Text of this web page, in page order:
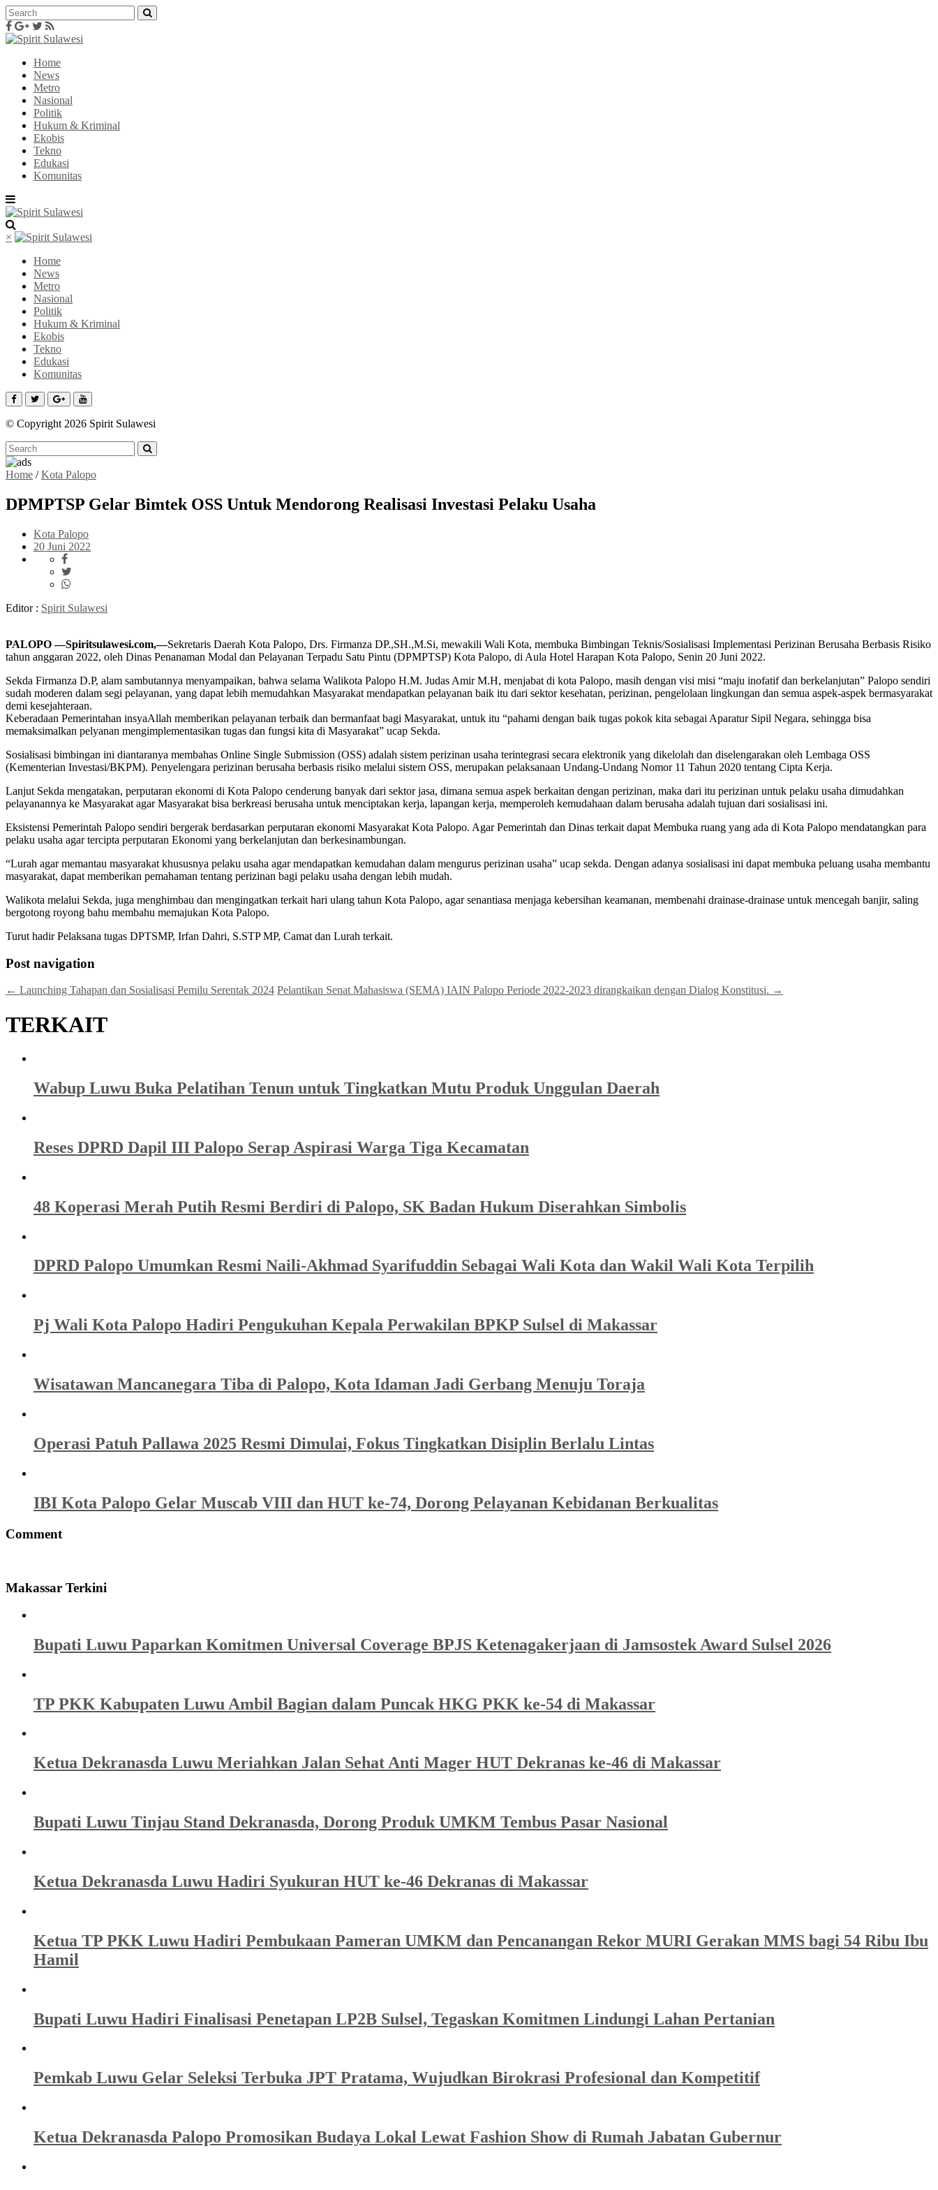
Home
News
Metro
Nasional
Politik
Hukum & Kriminal
Ekobis
Tekno
Edukasi
Komunitas
×
Home
News
Metro
Nasional
Politik
Hukum & Kriminal
Ekobis
Tekno
Edukasi
Komunitas
© Copyright 2026 Spirit Sulawesi
Home /Kota Palopo
DPMPTSP Gelar Bimtek OSS Untuk Mendorong Realisasi Investasi Pelaku Usaha
Kota Palopo
20 Juni 2022
Editor : Spirit Sulawesi
PALOPO —Spiritsulawesi.com,—Sekretaris Daerah Kota Palopo, Drs. Firmanza DP.,SH.,M.Si, mewakili Wali Kota, membuka Bimbingan Teknis/Sosialisasi Implementasi Perizinan Berusaha Berbasis Risiko
tahun anggaran 2022, oleh Dinas Penanaman Modal dan Pelayanan Terpadu Satu Pintu (DPMPTSP) Kota Palopo, di Aula Hotel Harapan Kota Palopo, Senin 20 Juni 2022.
Sekda Firmanza D.P, alam sambutannya menyampaikan, bahwa selama Walikota Palopo H.M. Judas Amir M.H, menjabat di kota Palopo, masih dengan visi misi “maju inofatif dan berkelanjutan” Palopo sendiri
sudah moderen dalam segi pelayanan, yang dapat lebih memudahkan Masyarakat mendapatkan pelayanan baik itu dari sektor kesehatan, perizinan, pengelolaan lingkungan dan semua aspek-aspek bermasyarakat
demi kesejahteraan.
Keberadaan Pemerintahan insyaAllah memberikan pelayanan terbaik dan bermanfaat bagi Masyarakat, untuk itu “pahami dengan baik tugas pokok kita sebagai Aparatur Sipil Negara, sehingga bisa
memaksimalkan pelyanan mengimplementasikan tugas dan fungsi kita di Masyarakat” ucap Sekda.
Sosialisasi bimbingan ini diantaranya membahas Online Single Submission (OSS) adalah sistem perizinan usaha terintegrasi secara elektronik yang dikelolah dan diselengarakan oleh Lembaga OSS
(Kementerian Investasi/BKPM). Penyelengara perizinan berusaha berbasis risiko melalui sistem OSS, merupakan pelaksanaan Undang-Undang Nomor 11 Tahun 2020 tentang Cipta Kerja.
Lanjut Sekda mengatakan, perputaran ekonomi di Kota Palopo cenderung banyak dari sektor jasa, dimana semua aspek berkaitan dengan perizinan, maka dari itu perizinan untuk pelaku usaha dimudahkan
pelayanannya ke Masyarakat agar Masyarakat bisa berkreasi berusaha untuk menciptakan kerja, lapangan kerja, memperoleh kemudahaan dalam berusaha adalah tujuan dari sosialisasi ini.
Eksistensi Pemerintah Palopo sendiri bergerak berdasarkan perputaran ekonomi Masyarakat Kota Palopo. Agar Pemerintah dan Dinas terkait dapat Membuka ruang yang ada di Kota Palopo mendatangkan para
pelaku usaha agar tercipta perputaran Ekonomi yang berkelanjutan dan berkesinambungan.
“Lurah agar memantau masyarakat khususnya pelaku usaha agar mendapatkan kemudahan dalam mengurus perizinan usaha” ucap sekda. Dengan adanya sosialisasi ini dapat membuka peluang usaha membantu
masyarakat, dapat memberikan pemahaman tentang perizinan bagi pelaku usaha dengan lebih mudah.
Walikota melalui Sekda, juga menghimbau dan mengingatkan terkait hari ulang tahun Kota Palopo, agar senantiasa menjaga kebersihan keamanan, membenahi drainase-drainase untuk mencegah banjir, saling
bergotong royong bahu membahu memajukan Kota Palopo.
Turut hadir Pelaksana tugas DPTSMP, Irfan Dahri, S.STP MP, Camat dan Lurah terkait.
Post navigation
← Launching Tahapan dan Sosialisasi Pemilu Serentak 2024 Pelantikan Senat Mahasiswa (SEMA) IAIN Palopo Periode 2022-2023 dirangkaikan dengan Dialog Konstitusi. →
TERKAIT
Wabup Luwu Buka Pelatihan Tenun untuk Tingkatkan Mutu Produk Unggulan Daerah
Reses DPRD Dapil III Palopo Serap Aspirasi Warga Tiga Kecamatan
48 Koperasi Merah Putih Resmi Berdiri di Palopo, SK Badan Hukum Diserahkan Simbolis
DPRD Palopo Umumkan Resmi Naili-Akhmad Syarifuddin Sebagai Wali Kota dan Wakil Wali Kota Terpilih
Pj Wali Kota Palopo Hadiri Pengukuhan Kepala Perwakilan BPKP Sulsel di Makassar
Wisatawan Mancanegara Tiba di Palopo, Kota Idaman Jadi Gerbang Menuju Toraja
Operasi Patuh Pallawa 2025 Resmi Dimulai, Fokus Tingkatkan Disiplin Berlalu Lintas
IBI Kota Palopo Gelar Muscab VIII dan HUT ke-74, Dorong Pelayanan Kebidanan Berkualitas
Comment
Makassar Terkini
Bupati Luwu Paparkan Komitmen Universal Coverage BPJS Ketenagakerjaan di Jamsostek Award Sulsel 2026
TP PKK Kabupaten Luwu Ambil Bagian dalam Puncak HKG PKK ke-54 di Makassar
Ketua Dekranasda Luwu Meriahkan Jalan Sehat Anti Mager HUT Dekranas ke-46 di Makassar
Bupati Luwu Tinjau Stand Dekranasda, Dorong Produk UMKM Tembus Pasar Nasional
Ketua Dekranasda Luwu Hadiri Syukuran HUT ke-46 Dekranas di Makassar
Ketua TP PKK Luwu Hadiri Pembukaan Pameran UMKM dan Pencanangan Rekor MURI Gerakan MMS bagi 54 Ribu Ibu
Hamil
Bupati Luwu Hadiri Finalisasi Penetapan LP2B Sulsel, Tegaskan Komitmen Lindungi Lahan Pertanian
Pemkab Luwu Gelar Seleksi Terbuka JPT Pratama, Wujudkan Birokrasi Profesional dan Kompetitif
Ketua Dekranasda Palopo Promosikan Budaya Lokal Lewat Fashion Show di Rumah Jabatan Gubernur